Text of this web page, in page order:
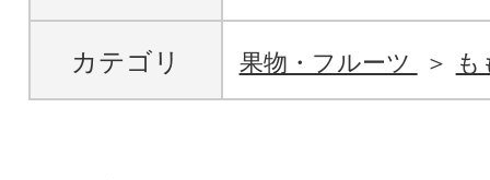
カテゴリ 果物・フルーツ も